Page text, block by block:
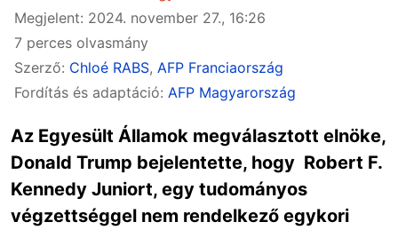
Megjelent: 2024. november 27., 16:26
7 perces olvasmány
Szerző: Chloé RABS, AFP Franciaország
Fordítás és adaptáció: AFP Magyarország
Az Egyesült Államok megválasztott elnöke,
Donald Trump bejelentette, hogy Robert F.
Kennedy Juniort, egy tudományos
végzettséggel nem rendelkező egykori